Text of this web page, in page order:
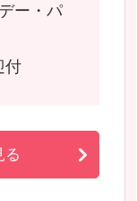
ー・パ
付
る